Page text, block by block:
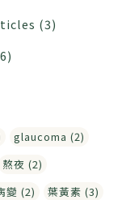
(3)
glaucoma (2)
熬夜 (2)
變 (2)
葉黃素 (3)